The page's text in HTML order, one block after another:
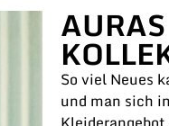
So viel Neues
und man sich